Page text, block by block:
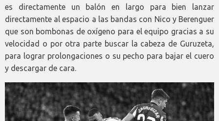
es directamente un balón en largo para bien lanzar
directamente al espacio a las bandas con Nico y Berenguer
que son bombonas de oxígeno para el equipo gracias a su
velocidad o por otra parte buscar la cabeza de Guruzeta,
para lograr prolongaciones o su pecho para bajar el cuero
y descargar de cara.